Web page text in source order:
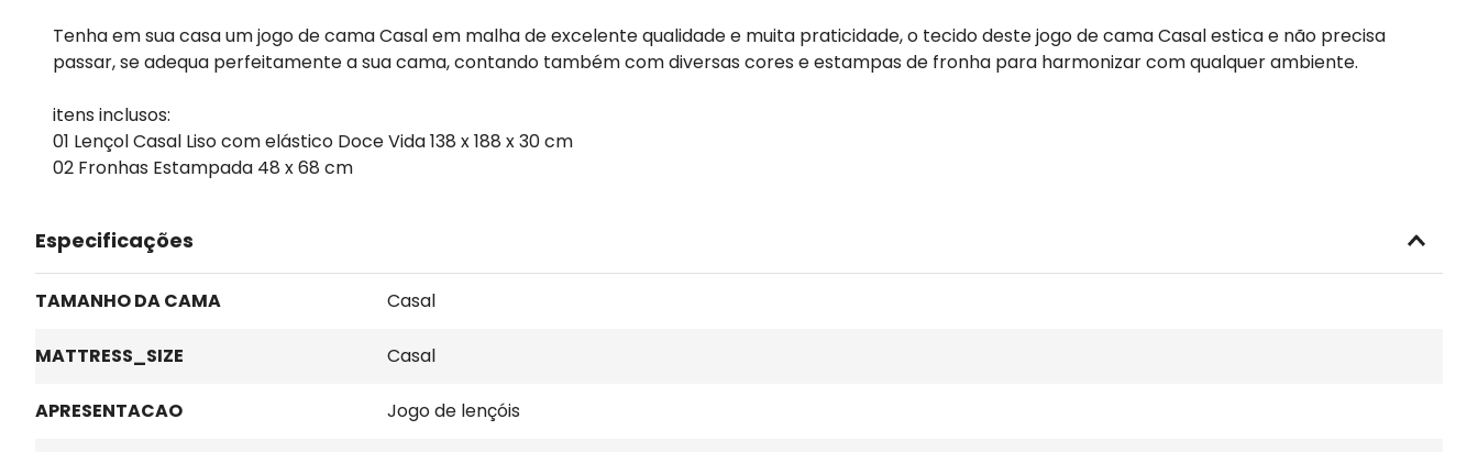
Tenha em sua casa um jogo de cama Casal em malha de excelente qualidade e muita praticidade, o tecido deste jogo de cama Casal estica e não precisa
passar, se adequa perfeitamente a sua cama, contando também com diversas cores e estampas de fronha para harmonizar com qualquer ambiente.
itens inclusos:
01 Lençol Casal Liso com elástico Doce Vida 138 x 188 x 30 cm
02 Fronhas Estampada 48 x 68 cm
Especificações
TAMANHO DA CAMA Casal
MATTRESS_SIZE Casal
APRESENTACAO Jogo de lençóis